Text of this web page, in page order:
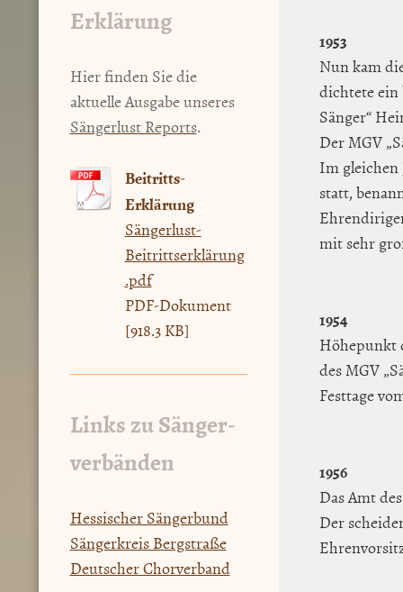
1953
Nun kam
dichtete
Sänger“
Der MGV
Im
statt,
mit sehr
1954
Höhepunkt
des MGV
Festtage
1956
Das Amt
Der
Erklärung
Hier finden Sie die
aktuelle Ausgabe unseres
Sängerlust Reports.
Beitritts-
Erklärung
Sängerlust-
Beitrittserklärung
.pdf
PDF-Dokument
[918.3 KB]
Links zu Sänger-
verbänden
Hessischer Sängerbund
Sängerkreis Bergstraße
Deutscher Chorverband